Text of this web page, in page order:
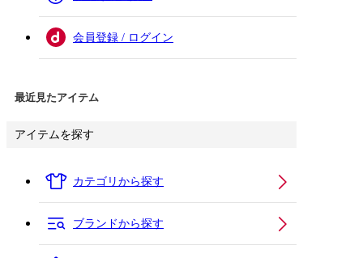
会員登録 / ログイン
最近見たアイテム
アイテムを探す
カテゴリから探す
ブランドから探す